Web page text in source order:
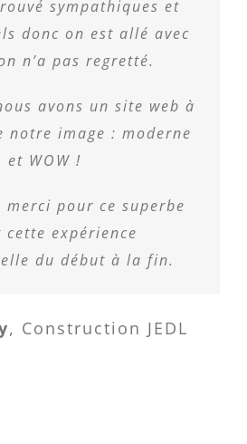
sympathiques et
donc on est allé avec
n’a pas regretté.
avons un site web à
notre image : moderne
et WOW !
merci pour ce superbe
cette expérience
du début à la fin.
, Construction JEDL